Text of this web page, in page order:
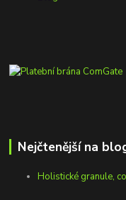
Nejčtenější na
Holistické granule,